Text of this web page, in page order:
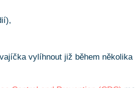
vylíhnout již během